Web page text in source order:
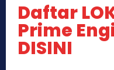
Daftar
Prime
DISINI